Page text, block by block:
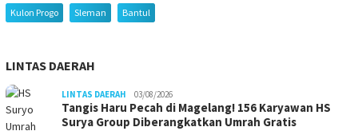
Kulon Progo Sleman Bantul
LINTAS DAERAH
LINTAS DAERAH 03/08/2026
Tangis Haru Pecah di Magelang! 156 Karyawan HS
Surya Group Diberangkatkan Umrah Gratis